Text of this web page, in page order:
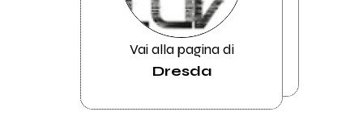
Vai alla pagina di
Dresda